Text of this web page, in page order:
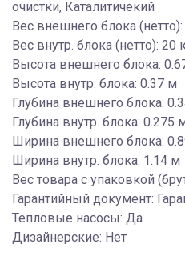
очистки, Каталитичекий
Вес внешнего блока (нетто):
Вес внутр. блока (нетто): 20
Высота внешнего блока:
Высота внутр. блока: 0.37 м
Глубина внешнего блока:
Глубина внутр. блока: 0.275
Ширина внешнего блока:
Ширина внутр. блока: 1.14 м
Вес товара с упаковкой
Гарантийный документ:
Тепловые насосы: Да
Дизайнерские: Нет